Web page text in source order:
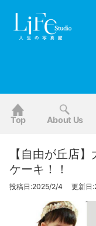
Top About Us
【自由が丘店
ケーキ！！
投稿日:2025/2/4 更新日